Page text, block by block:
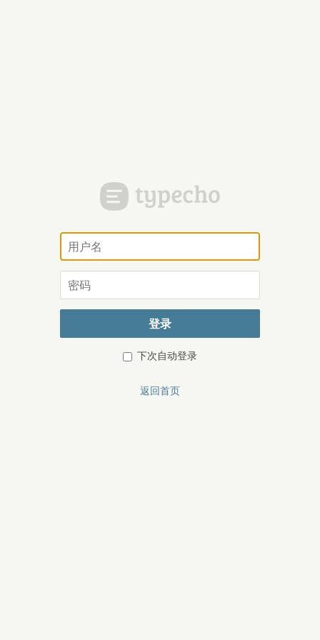
用
户
名
密
登录
下次自动登录
返回首页